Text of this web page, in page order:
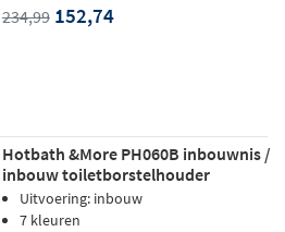
234,99 152,74
Hotbath &More PH060B inbouwnis /
inbouw toiletborstelhouder
16x60x12,6cm - geborsteld messing
PVD
Uitvoering: inbouw
7 kleuren